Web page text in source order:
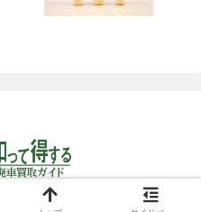
る廃車買取ガイド.